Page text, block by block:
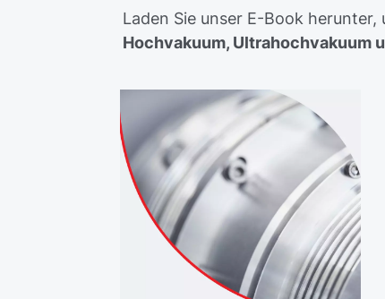
Laden Sie unser E-Book herunter,
Hochvakuum, Ultrahochvakuum